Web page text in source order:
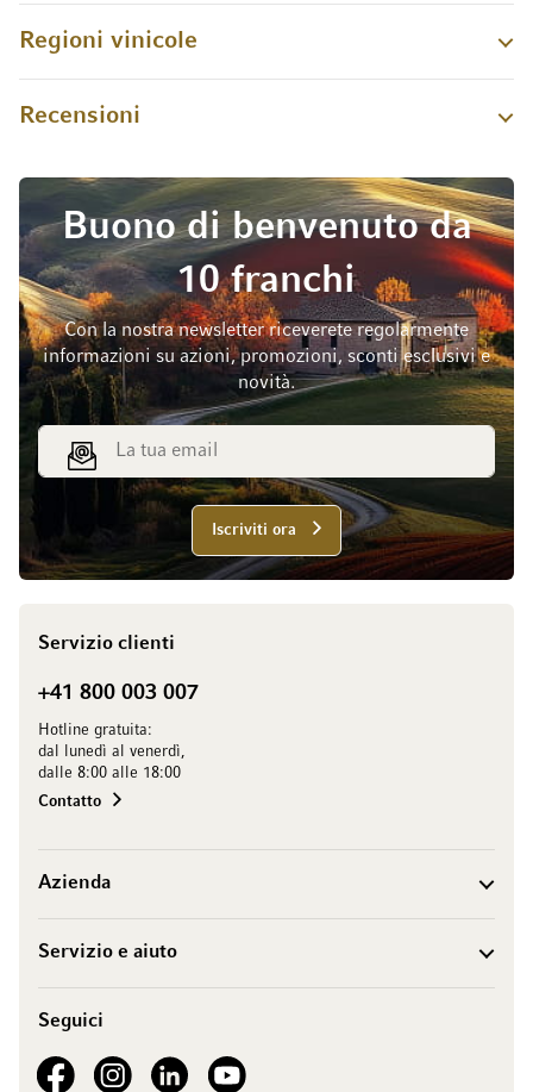
Regioni vinicole
Recensioni
Buono di benvenuto da
10 franchi
Con la nostra newsletter riceverete regolarmente
informazioni su azioni, promozioni, sconti esclusivi e
novità.
Indirizzo email
Iscriviti ora
Servizio clienti
+41 800 003 007
Hotline gratuita:
dal lunedì al venerdì,
dalle 8:00 alle 18:00
Contatto
Azienda
Servizio e aiuto
Seguici
See our FacebookSee our Instagram account
See our LinkedInSee our YouTube channel